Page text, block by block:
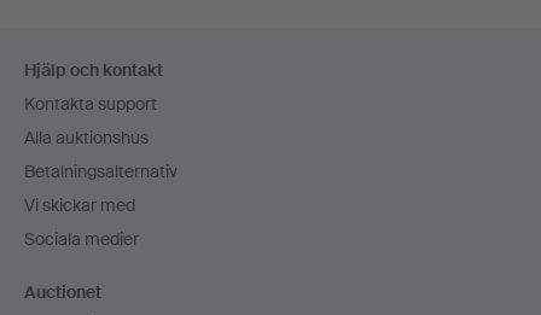
Hjälp och kontakt
Kontakta support
Alla auktionshus
Betalningsalternativ
Vi skickar med
Sociala medier
Auctionet